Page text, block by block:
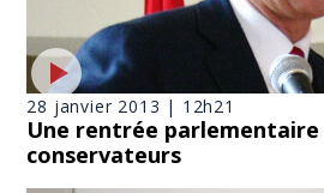
28 janvier 2013 | 12h21
Une rentrée
conservateurs